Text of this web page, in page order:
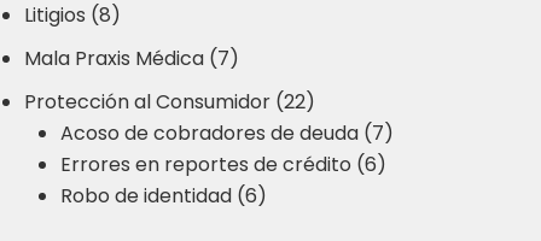
Litigios (8)
Mala Praxis Médica (7)
Protección al Consumidor (22)
Acoso de cobradores de deuda (7)
Errores en reportes de crédito (6)
Robo de identidad (6)